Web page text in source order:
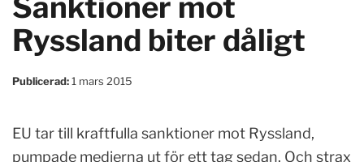
Sanktioner mot
Ryssland biter dåligt
Publicerad:1 mars 2015
EU tar till kraftfulla sanktioner mot Ryssland,
pumpade medierna ut för ett tag sedan. Och strax